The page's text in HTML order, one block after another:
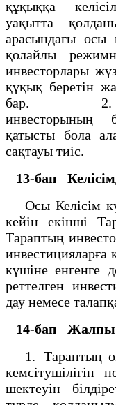
құқыққа
уақытта
арасындағы осы
қолайлы
инвесторлары
құқық беретін
бар. 2.
инвесторының
қатысты бола
сақтауы тиіс.
13-бап
Осы Келісім
кейін екінші
Тараптың
инвестицияларға
күшіне енгенге
реттелген
дау немесе
14-бап
Жалпы
1. Тараптың өз
кемсітушілігін
шектеуін